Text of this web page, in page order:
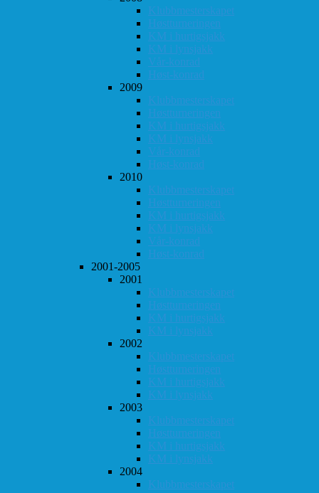
Klubbmesterskapet
Høstturneringen
KM i hurtigsjakk
KM i lynsjakk
Vår-konrad
Høst-konrad
2009
Klubbmesterskapet
Høstturneringen
KM i hurtigsjakk
KM i lynsjakk
Vår-konrad
Høst-konrad
2010
Klubbmesterskapet
Høstturneringen
KM i hurtigsjakk
KM i lynsjakk
Vår-konrad
Høst-konrad
2001-2005
2001
Klubbmesterskapet
Høstturneringen
KM i hurtigsjakk
KM i lynsjakk
2002
Klubbmesterskapet
Høstturneringen
KM i hurtigsjakk
KM i lynsjakk
2003
Klubbmesterskapet
Høstturneringen
KM i hurtigsjakk
KM i lynsjakk
2004
Klubbmesterskapet